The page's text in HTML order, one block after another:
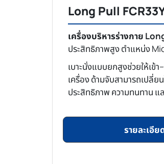
Long Pull
เครื่องบริหารร่างกาย
ประสิทธิภาพสูง ตำแหน่ง
เบาะนั่งแบบยกสูงช่วยให้เข้
เครื่อง ด้ามจับสามารถเปลี่
ประสิทธิภาพ ความทนทาน แ
รายละเอี